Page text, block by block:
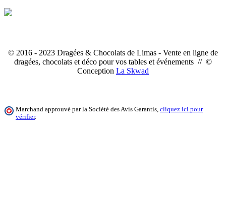
© 2016 - 2023 Dragées & Chocolats de Limas - Vente en ligne de
dragées, chocolats et déco pour vos tables et événements // ©
Conception La Skwad
Marchand approuvé par la Société des Avis Garantis, cliquez ici pour
vérifier.